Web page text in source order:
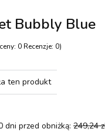
Bubbly Blue
0 Recenzje: 0)
ten produkt
dni przed obniżką: 249,24